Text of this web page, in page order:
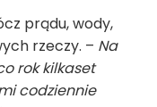
prądu, wody,
rzeczy. – Na
rok kilkaset
codziennie